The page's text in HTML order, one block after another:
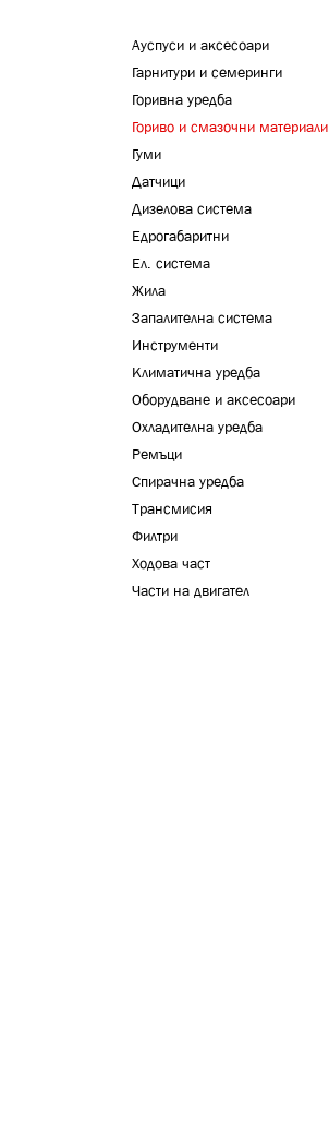
Ауспуси и аксесоари
Гарнитури и семеринги
Горивна уредба
Гориво и смазочни материали
Гуми
Датчици
Дизелова система
Едрогабаритни
Ел. система
Жила
Запалителна система
Инструменти
Климатична уредба
Оборудване и аксесоари
Охладителна уредба
Ремъци
Спирачна уредба
Трансмисия
Филтри
Ходова част
Части на двигател